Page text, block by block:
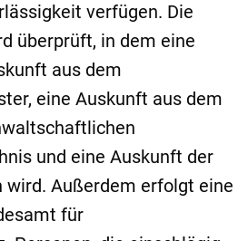
verfügen. Die
überprüft, in dem eine
aus dem
eine Auskunft aus dem
und eine Auskunft der
wird. Außerdem erfolgt eine
für